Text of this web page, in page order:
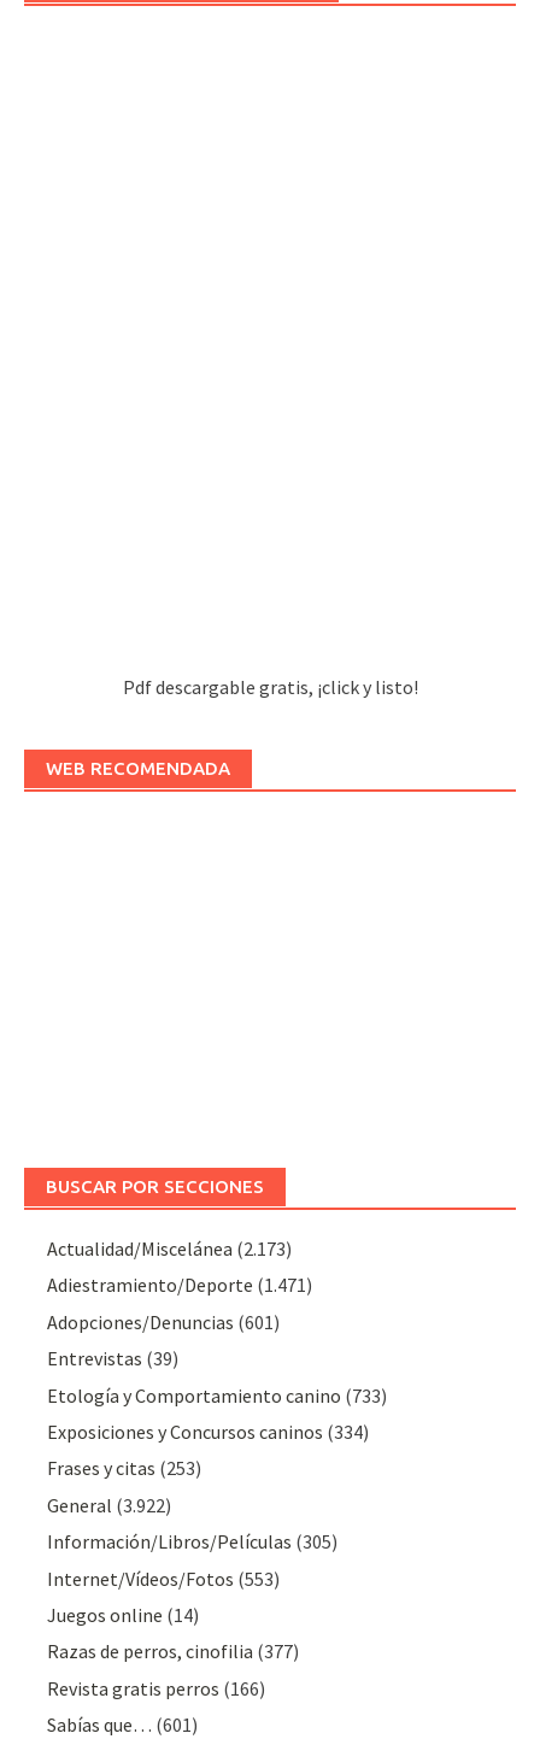
Pdf descargable gratis, ¡click y listo!
WEB RECOMENDADA
BUSCAR POR SECCIONES
Actualidad/Miscelánea (2.173)
Adiestramiento/Deporte (1.471)
Adopciones/Denuncias (601)
Entrevistas (39)
Etología y Comportamiento canino (733)
Exposiciones y Concursos caninos (334)
Frases y citas (253)
General (3.922)
Información/Libros/Películas (305)
Internet/Vídeos/Fotos (553)
Juegos online (14)
Razas de perros, cinofilia (377)
Revista gratis perros (166)
Sabías que… (601)